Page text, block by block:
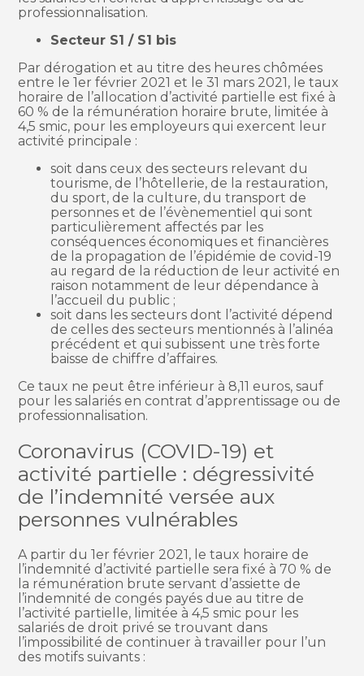
professionnalisation.
Secteur S1 / S1 bis
Par dérogation et au titre des heures chômées
entre le 1er février 2021 et le 31 mars 2021, le taux
horaire de l’allocation d’activité partielle est fixé à
60 % de la rémunération horaire brute, limitée à
4,5 smic, pour les employeurs qui exercent leur
activité principale :
soit dans ceux des secteurs relevant du
tourisme, de l’hôtellerie, de la restauration,
du sport, de la culture, du transport de
personnes et de l’évènementiel qui sont
particulièrement affectés par les
conséquences économiques et financières
de la propagation de l’épidémie de covid-19
au regard de la réduction de leur activité en
raison notamment de leur dépendance à
l’accueil du public ;
soit dans les secteurs dont l’activité dépend
de celles des secteurs mentionnés à l’alinéa
précédent et qui subissent une très forte
baisse de chiffre d’affaires.
Ce taux ne peut être inférieur à 8,11 euros, sauf
pour les salariés en contrat d’apprentissage ou de
professionnalisation.
Coronavirus (COVID-19) et
activité partielle : dégressivité
de l’indemnité versée aux
personnes vulnérables
A partir du 1er février 2021, le taux horaire de
l’indemnité d’activité partielle sera fixé à 70 % de
la rémunération brute servant d’assiette de
l’indemnité de congés payés due au titre de
l’activité partielle, limitée à 4,5 smic pour les
salariés de droit privé se trouvant dans
l’impossibilité de continuer à travailler pour l’un
des motifs suivants :